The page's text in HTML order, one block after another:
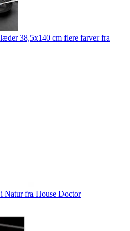
38,5x140 cm flere farver fra
Natur fra House Doctor